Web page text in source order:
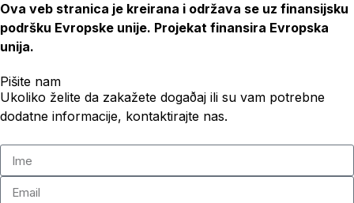
Ova veb stranica je kreirana i održava se uz finansijsku
podršku Evropske unije. Projekat finansira Evropska
unija.
Pišite nam
Ukoliko želite da zakažete dogaðaj ili su vam potrebne
dodatne informacije, kontaktirajte nas.